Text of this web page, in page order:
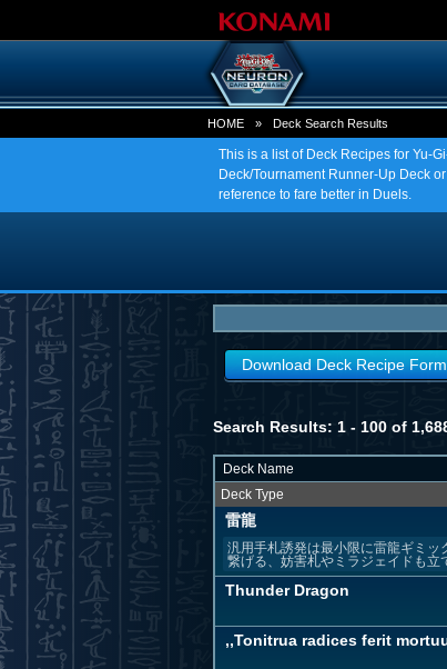
HOME » Deck Search Results
This is a list of Deck Recipes for Yu-
Deck/Tournament Runner-Up Deck
reference to fare better in Duels.
Download Deck Recipe Form
Search Results: 1 - 100 of
Deck Name
Deck Type
雷龍
汎用手札誘発は最小限に雷龍ギミ
繋げる、妨害札やミラジェイドも立
Thunder Dragon
,,Tonitrua radices ferit